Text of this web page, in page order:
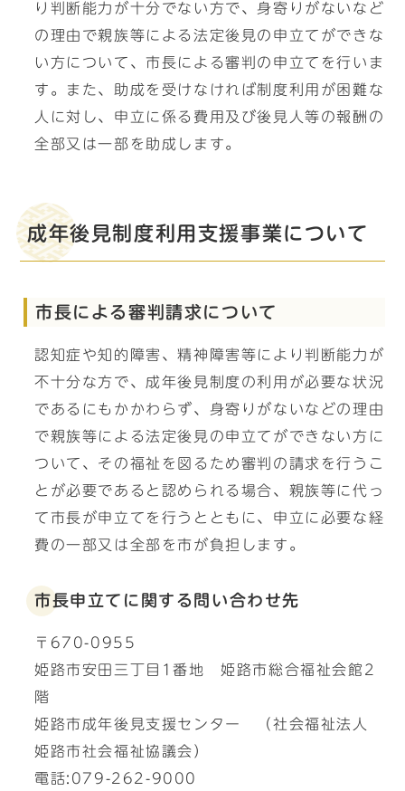
り判断能力が十分でない方で、身寄りがないなど
の理由で親族等による法定後見の申立てができな
い方について、市長による審判の申立てを行いま
す。また、助成を受けなければ制度利用が困難な
人に対し、申立に係る費用及び後見人等の報酬の
全部又は一部を助成します。
成年後見制度利用支援事業について
市長による審判請求について
認知症や知的障害、精神障害等により判断能力が
不十分な方で、成年後見制度の利用が必要な状況
であるにもかかわらず、身寄りがないなどの理由
で親族等による法定後見の申立てができない方に
ついて、その福祉を図るため審判の請求を行うこ
とが必要であると認められる場合、親族等に代っ
て市長が申立てを行うとともに、申立に必要な経
費の一部又は全部を市が負担します。
市長申立てに関する問い合わせ先
〒670-0955
姫路市安田三丁目1番地 姫路市総合福祉会館2
階
姫路市成年後見支援センター （社会福祉法人
姫路市社会福祉協議会）
電話:079-262-9000